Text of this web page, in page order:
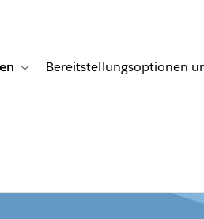
Toggle sub-navigation for Weitere
Bereitstellungsoptionen